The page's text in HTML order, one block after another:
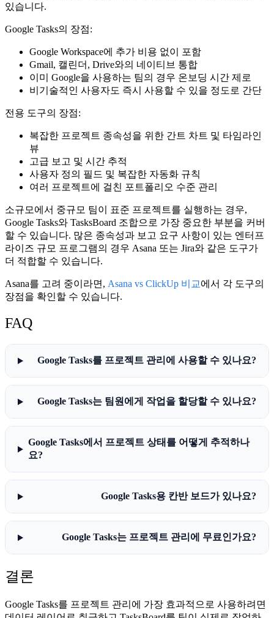
있습니다.
Google Tasks의 장점:
Google Workspace에 추가 비용 없이 포함
Gmail, 캘린더, Drive와의 네이티브 통합
이미 Google을 사용하는 팀의 경우 온보딩 시간 제로
비기술적인 사용자도 즉시 사용할 수 있을 정도로 간단
전용 도구의 장점:
복잡한 프로젝트 종속성을 위한 간트 차트 및 타임라인
뷰
고급 보고 및 시간 추적
사용자 정의 필드 및 복잡한 자동화 규칙
여러 프로젝트에 걸친 포트폴리오 수준 관리
소규모에서 중규모 팀이 표준 프로젝트를 실행하는 경우,
Google Tasks와 TasksBoard 조합으로 가장 중요한 부분을 커버
할 수 있습니다. 많은 종속성과 보고 요구 사항이 있는 엔터프
라이즈 규모 프로그램의 경우 Asana 또는 Jira와 같은 도구가
더 적합할 수 있습니다.
Asana를 고려 중이라면, Asana vs ClickUp 비교에서 각 도구의
장점을 확인할 수 있습니다.
FAQ
Google Tasks를 프로젝트 관리에 사용할 수 있나요?
Google Tasks는 팀원에게 작업을 할당할 수 있나요?
Google Tasks에서 프로젝트 상태를 어떻게 추적하나
요?
Google Tasks용 칸반 보드가 있나요?
Google Tasks는 프로젝트 관리에 무료인가요?
결론
Google Tasks를 프로젝트 관리에 가장 효과적으로 사용하려면